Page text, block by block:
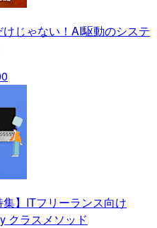
けじゃない！AI駆動のシステ
集】ITフリーランス向け
クラスメソッド